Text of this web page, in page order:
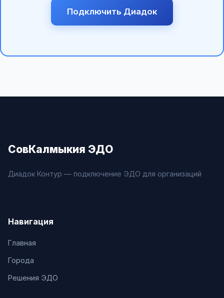
Подключить Диадок
СовКалмыкия ЭДО
Диадок Контур — подключение ЭДО для организаций
Навигация
Главная
Города
Решения ЭДО